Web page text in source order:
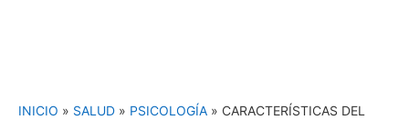
INICIO » SALUD » PSICOLOGÍA » CARACTERÍSTICAS DEL